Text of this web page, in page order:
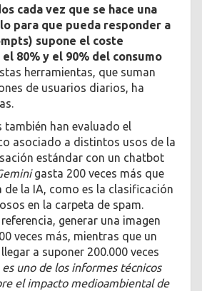
cada vez que se hace una
para que pueda responder a
supone el coste
80% y el 90% del consumo
herramientas, que suman
de usuarios diarios, ha
también han evaluado el
asociado a distintos usos de la
estándar con un chatbot
gasta 200 veces más que
de la IA, como es la clasificación
en la carpeta de spam.
generar una imagen
veces más, mientras que un
a suponer 200.000 veces
es uno de los informes técnicos
el impacto medioambiental de